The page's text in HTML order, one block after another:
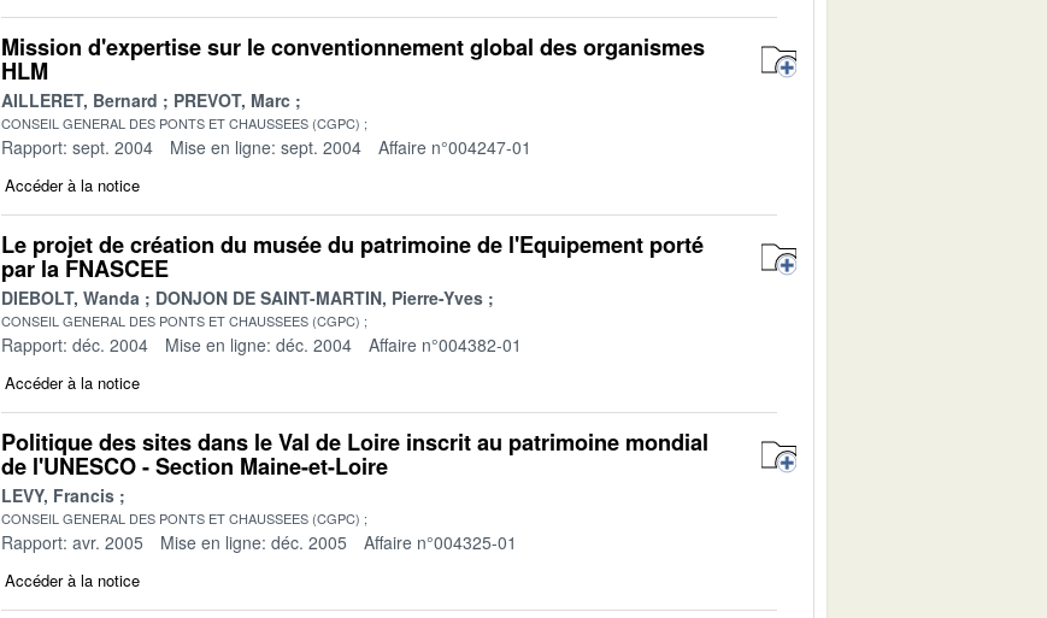
Mission d'expertise sur le conventionnement global des organismes
HLM
AILLERET, Bernard PREVOT, Marc
CONSEIL GENERAL DES PONTS ET CHAUSSEES (CGPC)
Rapport: sept. 2004 Mise en ligne: sept. 2004 Affaire n°004247-01
Accéder à la notice
Le projet de création du musée du patrimoine de l'Equipement porté
par la FNASCEE
DIEBOLT, Wanda DONJON DE SAINT-MARTIN, Pierre-Yves
CONSEIL GENERAL DES PONTS ET CHAUSSEES (CGPC)
Rapport: déc. 2004 Mise en ligne: déc. 2004 Affaire n°004382-01
Accéder à la notice
Politique des sites dans le Val de Loire inscrit au patrimoine mondial
de l'UNESCO - Section Maine-et-Loire
LEVY, Francis
CONSEIL GENERAL DES PONTS ET CHAUSSEES (CGPC)
Rapport: avr. 2005 Mise en ligne: déc. 2005 Affaire n°004325-01
Accéder à la notice